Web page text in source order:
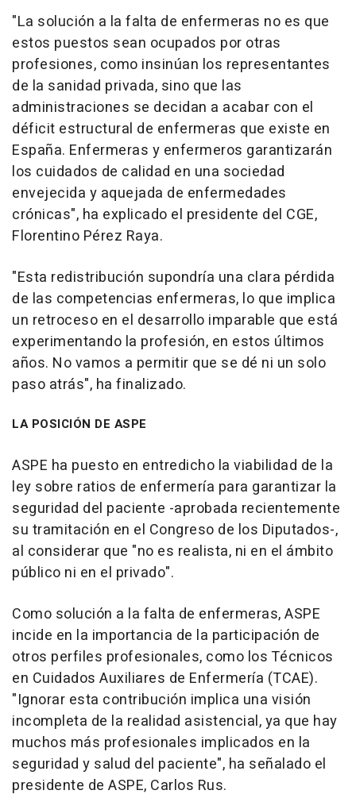
"La solución a la falta de enfermeras no es que
estos puestos sean ocupados por otras
profesiones, como insinúan los representantes
de la sanidad privada, sino que las
administraciones se decidan a acabar con el
déficit estructural de enfermeras que existe en
España. Enfermeras y enfermeros garantizarán
los cuidados de calidad en una sociedad
envejecida y aquejada de enfermedades
crónicas", ha explicado el presidente del CGE,
Florentino Pérez Raya.
"Esta redistribución supondría una clara pérdida
de las competencias enfermeras, lo que implica
un retroceso en el desarrollo imparable que está
experimentando la profesión, en estos últimos
años. No vamos a permitir que se dé ni un solo
paso atrás", ha finalizado.
LA POSICIÓN DE ASPE
ASPE ha puesto en entredicho la viabilidad de la
ley sobre ratios de enfermería para garantizar la
seguridad del paciente -aprobada recientemente
su tramitación en el Congreso de los Diputados-,
al considerar que "no es realista, ni en el ámbito
público ni en el privado".
Como solución a la falta de enfermeras, ASPE
incide en la importancia de la participación de
otros perfiles profesionales, como los Técnicos
en Cuidados Auxiliares de Enfermería (TCAE).
"Ignorar esta contribución implica una visión
incompleta de la realidad asistencial, ya que hay
muchos más profesionales implicados en la
seguridad y salud del paciente", ha señalado el
presidente de ASPE, Carlos Rus.